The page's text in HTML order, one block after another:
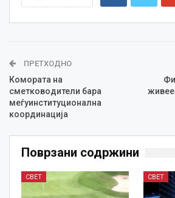
ПРЕТХОДНО
Комората на
сметководители бара
меѓуинституционална
координација
Поврзани содржини
СВЕТ СВЕТ